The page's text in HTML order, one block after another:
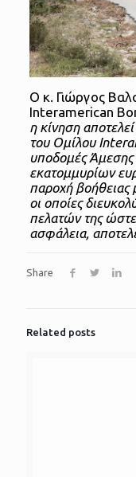
Ο κ. Γιώργος
Interamerican
η κίνηση
του Ομίλου
υποδομές
εκατομμυρίων
παροχή βοήθειας
οι οποίες
πελατών της
ασφάλεια,
Share
Related posts